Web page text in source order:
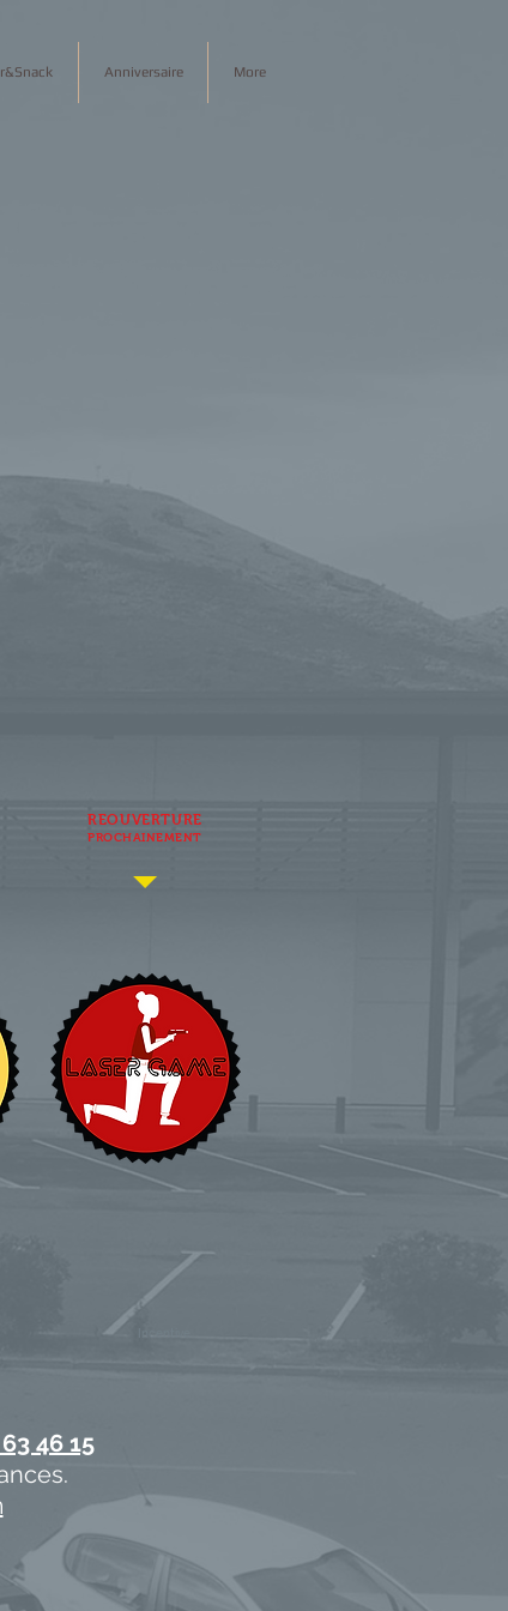
Anniversaire More
REOUVERTURE
PROCHAINEMENT
46 15